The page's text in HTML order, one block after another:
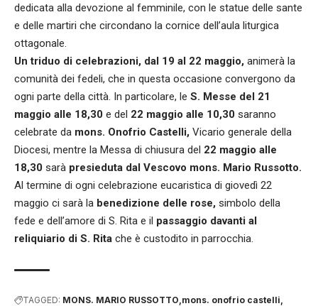
dedicata alla devozione al femminile, con le statue delle sante
e delle martiri che circondano la cornice dell’aula liturgica
ottagonale.
Un triduo di celebrazioni, dal 19 al 22 maggio, animerà la
comunità dei fedeli, che in questa occasione convergono da
ogni parte della città. In particolare, le S. Messe del 21
maggio alle 18,30 e del 22 maggio alle 10,30 saranno
celebrate da mons. Onofrio Castelli, Vicario generale della
Diocesi, mentre la Messa di chiusura del 22 maggio alle
18,30 sarà presieduta dal Vescovo mons. Mario Russotto.
Al termine di ogni celebrazione eucaristica di giovedì 22
maggio ci sarà la benedizione delle rose, simbolo della
fede e dell’amore di S. Rita e il passaggio davanti al
reliquiario di S. Rita che è custodito in parrocchia.
TAGGED: MONS. MARIO RUSSOTTO mons. onofrio castelli